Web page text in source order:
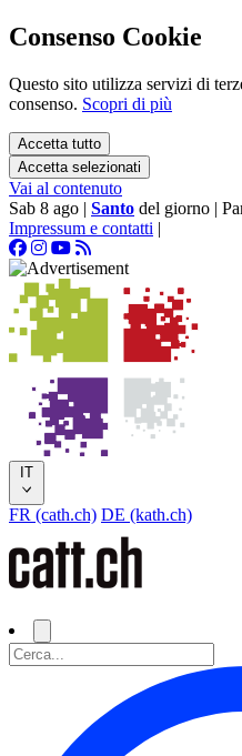
Consenso Cookie
Questo sito utilizza servizi di
consenso. Scopri di più
Accetta tutto
Accetta selezionati
Vai al contenuto
Sab 8 ago | Santo del giorno |
Impressum e contatti |
IT
FR (cath.ch) DE (kath.ch)